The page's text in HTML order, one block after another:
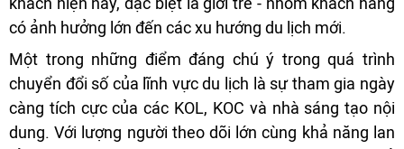
có ảnh hưởng lớn đến các xu hướng du lịch mới.
Một trong những điểm đáng chú ý trong quá trình
chuyển đổi số của lĩnh vực du lịch là sự tham gia ngày
càng tích cực của các KOL, KOC và nhà sáng tạo nội
dung. Với lượng người theo dõi lớn cùng khả năng lan